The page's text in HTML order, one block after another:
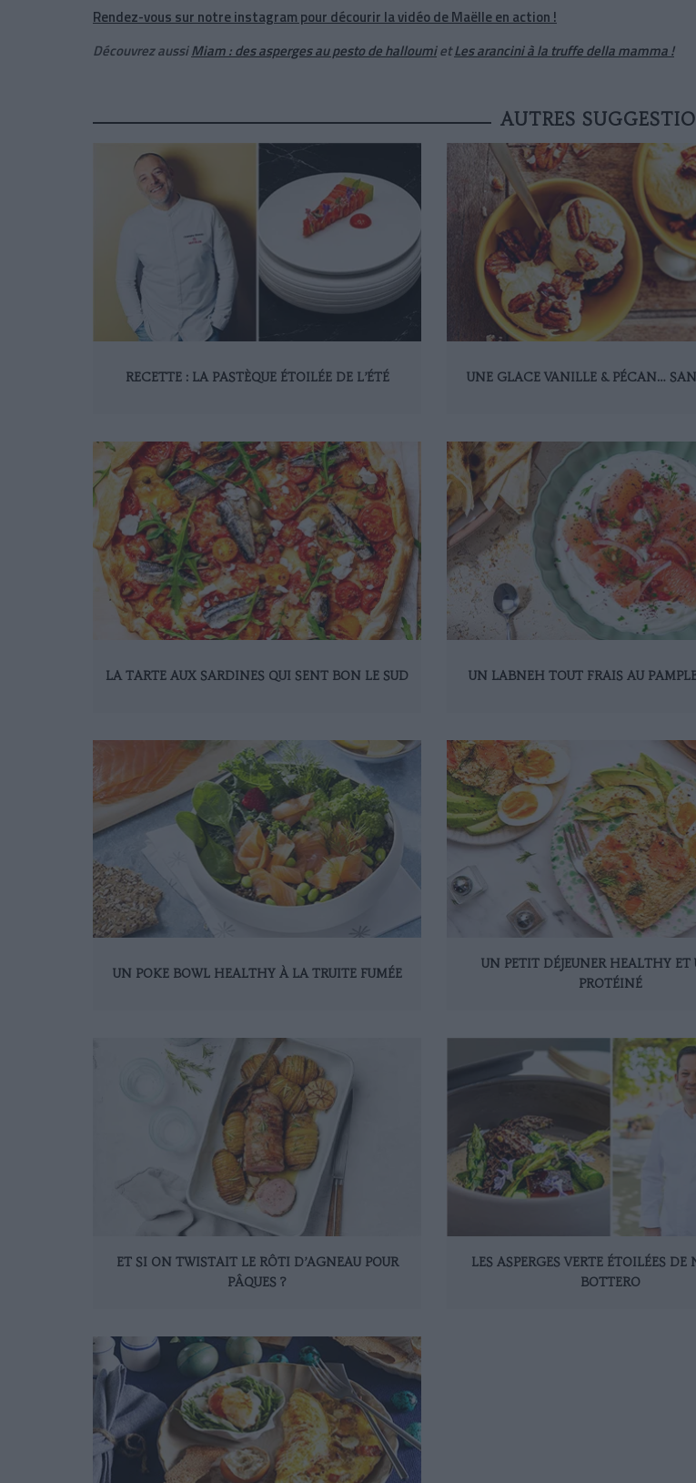
Rendez-vous sur notre instagram pour décourir la vidéo de Maëlle en action !
Découvrez aussiMiam : des asperges au pesto de halloumietLes arancini à la truffe della mamma !
AUTRES
RECETTE : LA PASTÈQUE ÉTOILÉE DE L’ÉTÉ UNE GLACE VANILLE & PÉCAN…
LA TARTE AUX SARDINES QUI SENT BON LE SUD UN LABNEH TOUT FRAIS AU
UN POKE BOWL HEALTHY À LA TRUITE FUMÉE
UN PETIT DÉJEUNER HEALTHY ET
PROTÉINÉ
ET SI ON TWISTAIT LE RÔTI D’AGNEAU POUR
PÂQUES ?
LES ASPERGES VERTE ÉTOILÉES
BOTTERO